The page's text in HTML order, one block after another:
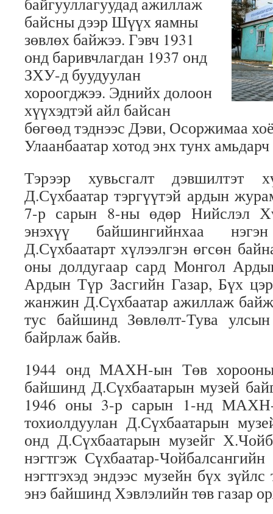
байсны дээр Шүүх яамны
зөвлөх байжээ. Гэвч 1931
онд баривчлагдан 1937 онд
ЗХУ-д буудуулан
хороогджээ. Эднийх долоон
хүүхэдтэй айл байсан
бөгөөд тэднээс Дэви, Осоржимаа
Улаанбаатар хотод энх тунх
Тэрээр хувьсгалт дэвшилтэт
Д.Сүхбаатар тэргүүтэй ардын
7-р сарын 8-ны өдөр Нийслэл
энэхүү байшингийнхаа
Д.Сүхбаатарт хүлээлгэн өгсөн
оны долдугаар сард Монгол
Ардын Түр Засгийн Газар, Бүх
жанжин Д.Сүхбаатар ажиллаж
тус байшинд Зөвлөлт-Тува
байрлаж байв.
1944 онд МАХН-ын Төв хорооны
байшинд Д.Сүхбаатарын музей
1946 оны 3-р сарын 1-нд
тохиолдуулан Д.Сүхбаатарын
онд Д.Сүхбаатарын музейг
нэгтгэж Сүхбаатар-
нэгтгэхэд эндээс музейн бүх
энэ байшинд Хэвлэлийн төв газар